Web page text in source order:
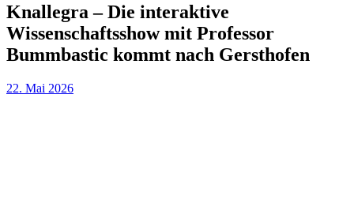
Knallegra – Die interaktive
Wissenschaftsshow mit Professor
Bummbastic kommt nach Gersthofen
22. Mai 2026